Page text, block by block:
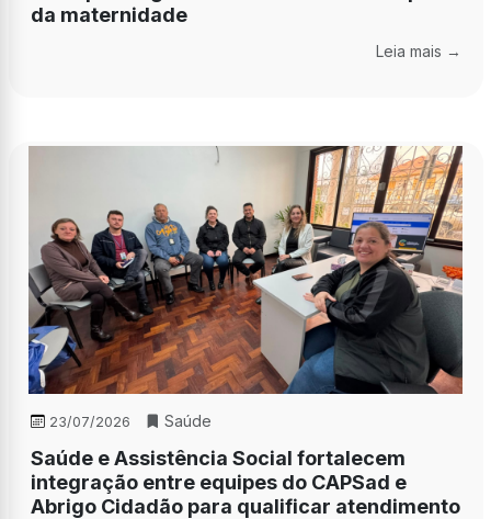
da maternidade
Leia mais →
23/07/2026 Saúde
Saúde e Assistência Social fortalecem
integração entre equipes do CAPSad e
Abrigo Cidadão para qualificar atendimento